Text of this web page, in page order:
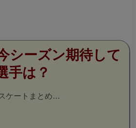
シーズン期待して
手は？
ケートまとめ…